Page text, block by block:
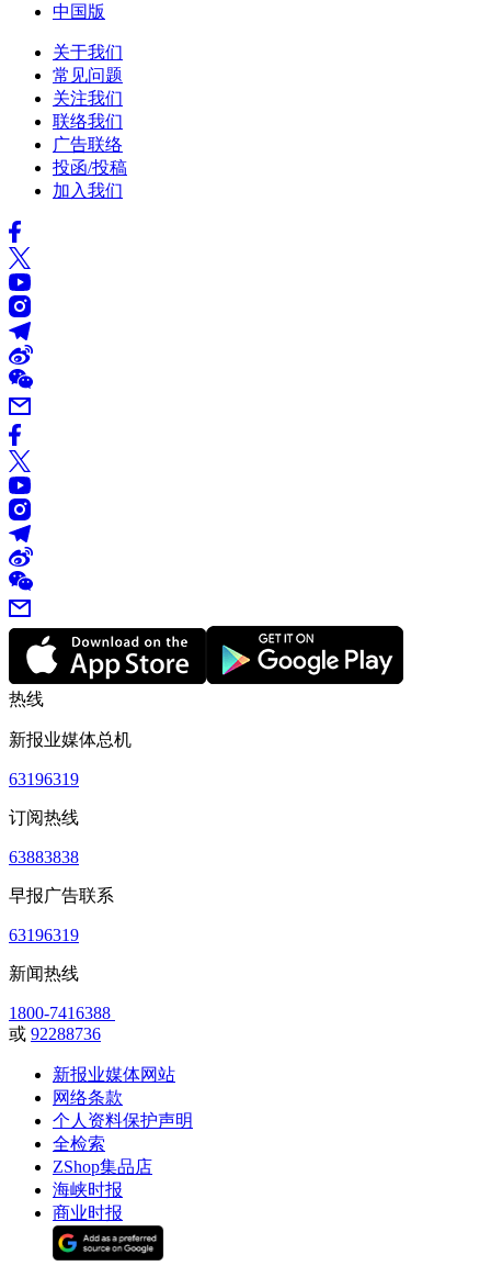
中国版
关于我们
常见问题
关注我们
联络我们
广告联络
投函/投稿
加入我们
热线
新报业媒体总机
63196319
订阅热线
63883838
早报广告联系
63196319
新闻热线
1800-7416388
或 92288736
新报业媒体网站
网络条款
个人资料保护声明
全检索
ZShop集品店
海峡时报
商业时报